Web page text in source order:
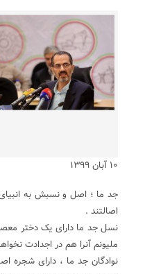
۱۰ آبان ۱۳۹۹
اصالتند .
ملیونم آنرا هم در اجدادت